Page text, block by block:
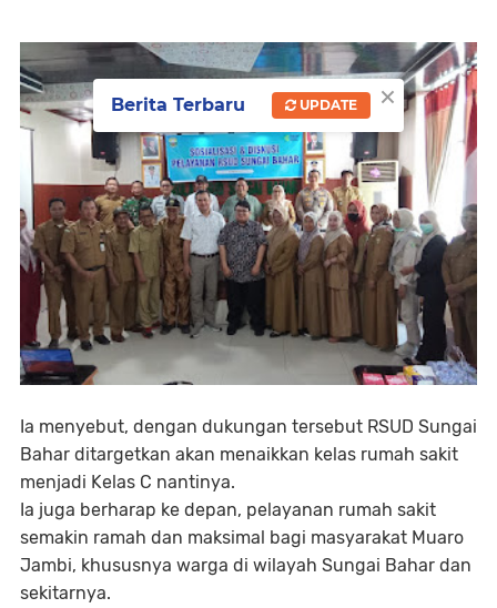
Ia menyebut, dengan dukungan tersebut RSUD Sungai
Bahar ditargetkan akan menaikkan kelas rumah sakit
menjadi Kelas C nantinya.
Ia juga berharap ke depan, pelayanan rumah sakit
semakin ramah dan maksimal bagi masyarakat Muaro
Jambi, khususnya warga di wilayah Sungai Bahar dan
sekitarnya.
×
Berita Terbaru UPDATE